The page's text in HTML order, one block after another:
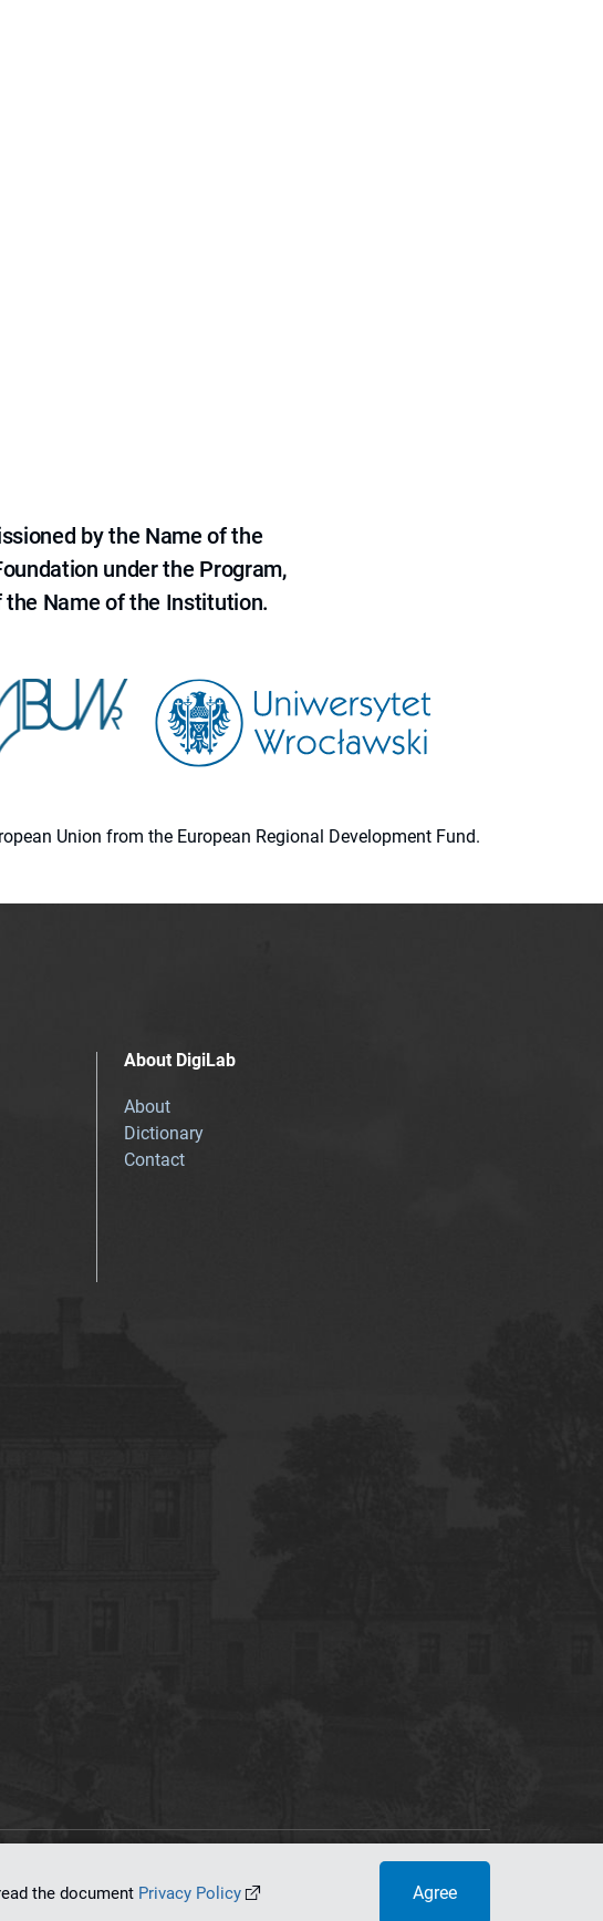
by the Name of the
under the Program,
Name of the Institution.
Union from the European Regional Development Fund.
About DigiLab
About
Dictionary
Contact
the document Privacy Policy Agree